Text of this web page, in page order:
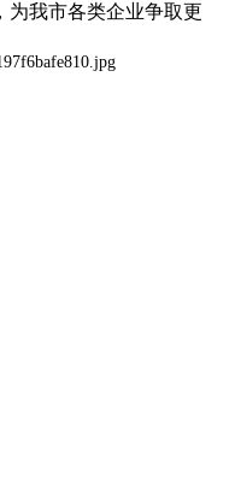
为我市各类企业争取更